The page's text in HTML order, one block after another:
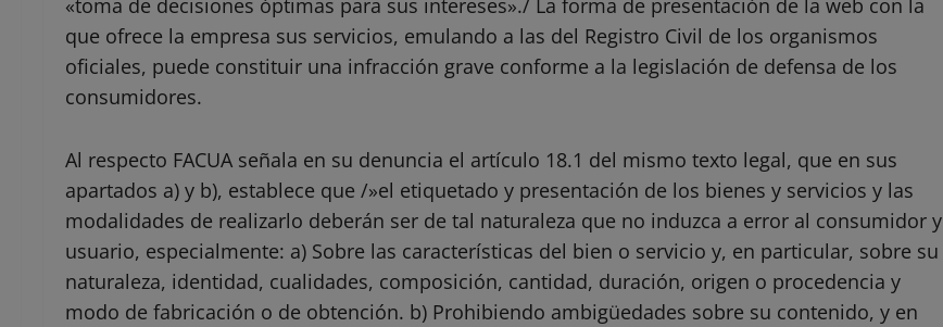
que ofrece la empresa sus servicios, emulando a las del Registro Civil de los organismos
oficiales, puede constituir una infracción grave conforme a la legislación de defensa de los
consumidores.
Al respecto FACUA señala en su denuncia el artículo 18.1 del mismo texto legal, que en sus
apartados a) y b), establece que /»el etiquetado y presentación de los bienes y servicios y las
modalidades de realizarlo deberán ser de tal naturaleza que no induzca a error al consumidor y
usuario, especialmente: a) Sobre las características del bien o servicio y, en particular, sobre su
naturaleza, identidad, cualidades, composición, cantidad, duración, origen o procedencia y
modo de fabricación o de obtención. b) Prohibiendo ambigüedades sobre su contenido, y en